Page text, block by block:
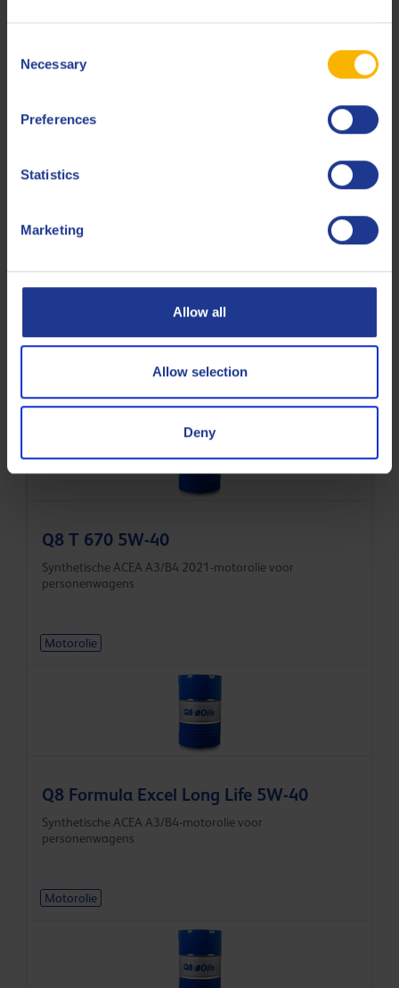
Selection
Necessary
Preferences
Statistics
Marketing
Allow all
Allow selection
Deny
Gerelateerde producten
Q8 Mahler T 15W-40
Gasmotorolie voor zware toepassingen
Q8 T 670 5W-40
Synthetische ACEA A3/B4 2021-motorolie voor
personenwagens
Motorolie
Q8 Formula Excel Long Life 5W-40
Synthetische ACEA A3/B4-motorolie voor
personenwagens
Motorolie